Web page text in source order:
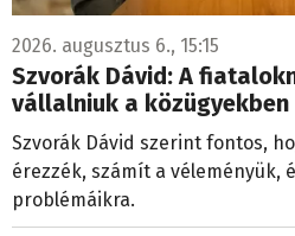
2026. augusztus 6., 15:15
Szvorák Dávid: A
vállalniuk a közügyekben
Szvorák Dávid szerint fontos,
érezzék, számít a véleményük,
problémáikra.